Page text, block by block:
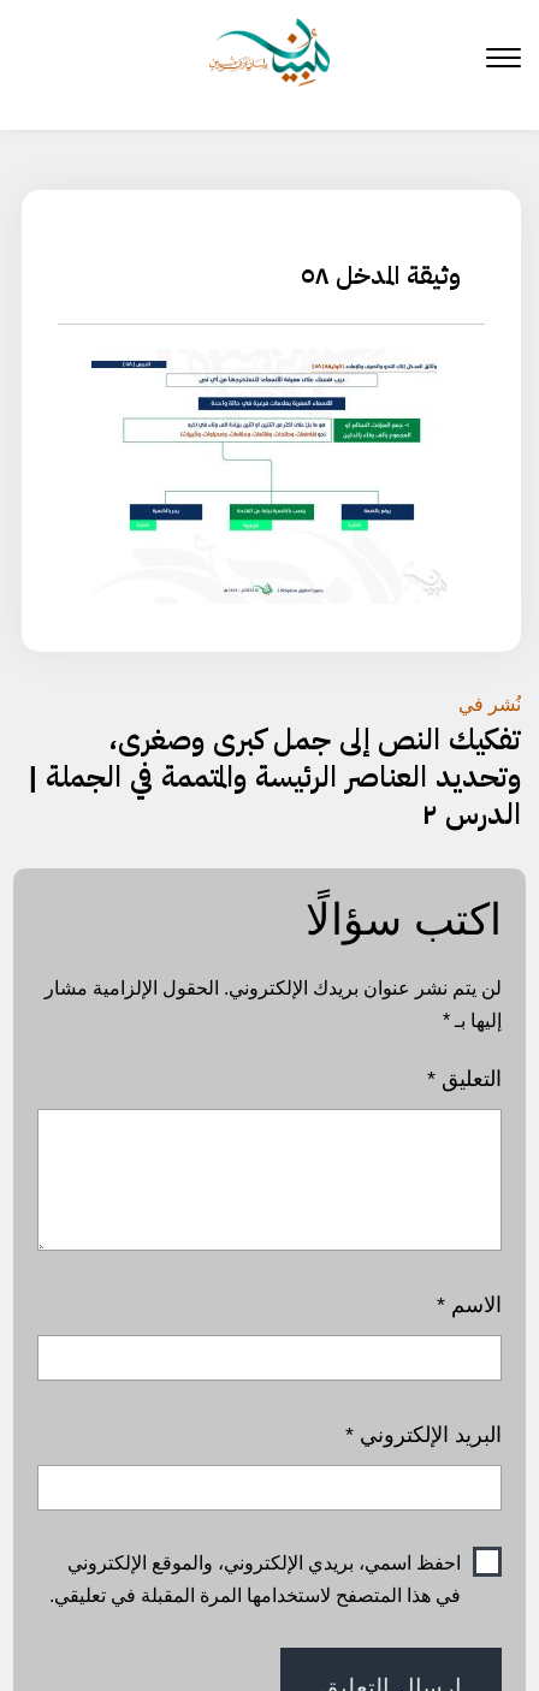
المحتوى
وثيقة المدخل ٥٨
تصفّح
المقالات
نُشر في
تفكيك النص إلى جمل كبرى وصغرى،
وتحديد العناصر الرئيسة والمتممة في الجملة |
الدرس ٢
اكتب سؤالًا
لن يتم نشر عنوان بريدك الإلكتروني. الحقول الإلزامية مشار
إليها بـ*
التعليق*
الاسم*
البريد الإلكتروني*
احفظ اسمي، بريدي الإلكتروني، والموقع الإلكتروني
في هذا المتصفح لاستخدامها المرة المقبلة في تعليقي.